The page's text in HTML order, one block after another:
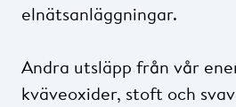
elnätsanläggningar.
Andra utsläpp från vår
kväveoxider, stoft och